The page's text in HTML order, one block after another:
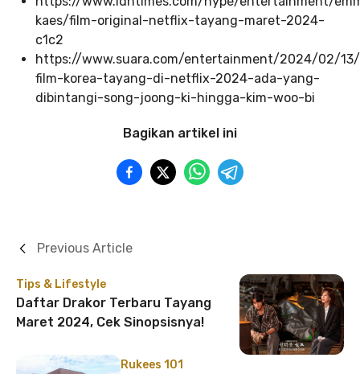
kaes/film-original-netflix-tayang-maret-2024-
c1c2
https://www.suara.com/entertainment/2024/02/
film-korea-tayang-di-netflix-2024-ada-yang-
dibintangi-song-joong-ki-hingga-kim-woo-bi
Bagikan artikel ini
Tips & Lifestyle
Daftar Drakor Terbaru Tayang
Maret 2024, Cek Sinopsisnya!
Previous Article
Rukees 101